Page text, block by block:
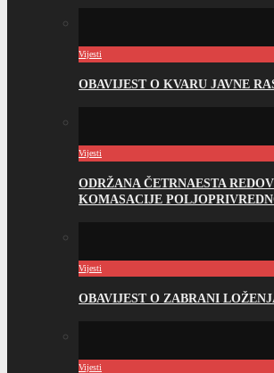
Vijesti
OBAVIJEST O KVARU JAVNE
Vijesti
ODRŽANA ČETRNAESTA
KOMASACIJE
Vijesti
OBAVIJEST O ZABRANI
Vijesti